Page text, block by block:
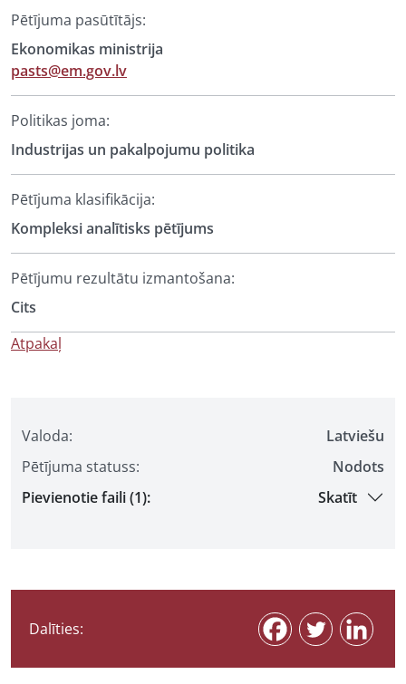
Valoda:
Latviešu
Pētījuma statuss:
Nodots
Pievienotie faili (1):
Skatīt
Dalīties:
Pētījuma pasūtītājs:
Ekonomikas ministrija
pasts@em.gov.lv
Politikas joma:
Industrijas un pakalpojumu politika
Pētījuma klasifikācija:
Kompleksi analītisks pētījums
Pētījumu rezultātu izmantošana:
Cits
Atpakaļ